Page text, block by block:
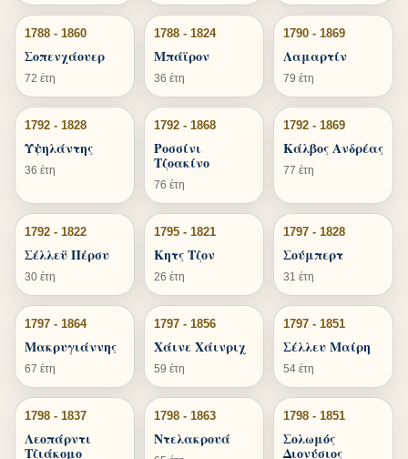
1788 - 1860
Σοπενχάουερ
72 έτη
1788 - 1824
Μπάϊρον
36 έτη
1790 - 1869
Λαμαρτίν
79 έτη
1792 - 1828
Υψηλάντης
36 έτη
1792 - 1868
Ροσσίνι
Τζοακίνο
76 έτη
1792 - 1869
Κάλβος Ανδρέας
77 έτη
1792 - 1822
Σέλλεϋ Πέρσυ
30 έτη
1795 - 1821
Κητς Τζον
26 έτη
1797 - 1828
Σούμπερτ
31 έτη
1797 - 1864
Μακρυγιάννης
67 έτη
1797 - 1856
Χάινε Χάινριχ
59 έτη
1797 - 1851
Σέλλευ Μαίρη
54 έτη
1798 - 1837
Λεοπάρντι
Τζιάκομο
1798 - 1863
Ντελακρουά
1798 - 1851
Σολωμός
Διονύσιος